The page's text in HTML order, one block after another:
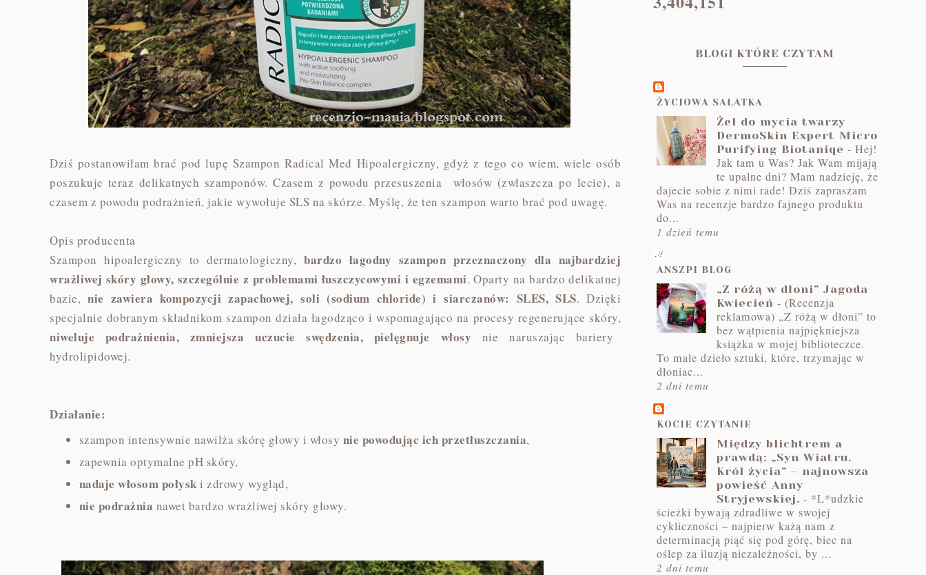
Dziś postanowiłam brać pod lupę Szampon Radical Med Hipoalergiczny, gdyż z tego co wiem, wiele osób
poszukuje teraz delikatnych szamponów. Czasem z powodu przesuszenia włosów (zwłaszcza po lecie), a
czasem z powodu podrażnień, jakie wywołuje SLS na skórze. Myślę, że ten szampon warto brać pod uwagę.
Opis producenta
Szampon hipoalergiczny to dermatologiczny,bardzo łagodny szampon przeznaczony dla najbardziej
wrażliwej skóry głowy, szczególnie z problemami łuszczycowymi i egzemami. Oparty na bardzo delikatnej
bazie,nie zawiera kompozycji zapachowej, soli (sodium chloride) i siarczanów: SLES, SLS. Dzięki
specjalnie dobranym składnikom szampon działa łagodząco i wspomagająco na procesy regenerujące skóry,
niweluje podrażnienia, zmniejsza uczucie swędzenia, pielęgnuje włosy nie naruszając bariery
hydrolipidowej.
Działanie:
szampon intensywnie nawilża skórę głowy i włosy nie powodując ich przetłuszczania,
zapewnia optymalne pH skóry,
nadaje włosom połysk i zdrowy wygląd,
nie podrażnia nawet bardzo wrażliwej skóry głowy.
BLOGI KTÓRE CZYTAM
ŻYCIOWA SAŁATKA
Żel do mycia twarzy
DermoSkin Expert Micro
Purifying Biotaniqe - Hej!
Jak tam u Was? Jak Wam mijają
te upalne dni? Mam nadzieję, że
dajecie sobie z nimi rade! Dziś zapraszam
Was na recenzje bardzo fajnego produktu
do...
1 dzień temu
ANSZPI BLOG
„Z różą w dłoni” Jagoda
Kwiecień - (Recenzja
reklamowa) „Z różą w dłoni” to
bez wątpienia najpiękniejsza
książka w mojej biblioteczce.
To małe dzieło sztuki, które, trzymając w
dłoniac...
2 dni temu
KOCIE CZYTANIE
Między blichtrem a
prawdą: „Syn Wiatru.
Król życia” – najnowsza
powieść Anny
Stryjewskiej. - *L*udzkie
ścieżki bywają zdradliwe w swojej
cykliczności – najpierw każą nam z
determinacją piąć się pod górę, biec na
oślep za iluzją niezależności, by ...
2 dni temu